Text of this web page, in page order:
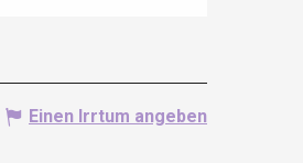
Einen Irrtum angeben